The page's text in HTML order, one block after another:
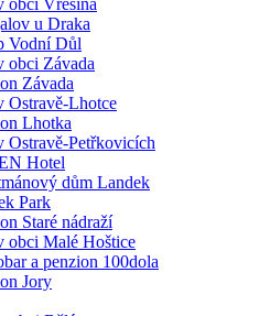
obci Vřesina
u Draka
Vodní Důl
obci Závada
Závada
Ostravě-Lhotce
Lhotka
Ostravě-Petřkovicích
Hotel
dům Landek
Park
Staré nádraží
obci Malé Hoštice
a penzion 100dola
Jory